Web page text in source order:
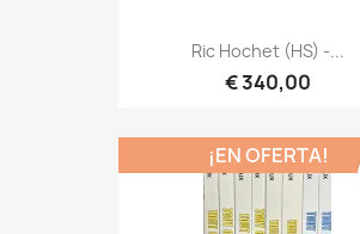
Ric Hochet (HS) -...
€ 340,00
¡EN OFERTA!